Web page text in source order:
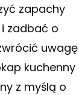
zapachy
zadbać o
uwagę
kuchenny
z myślą o